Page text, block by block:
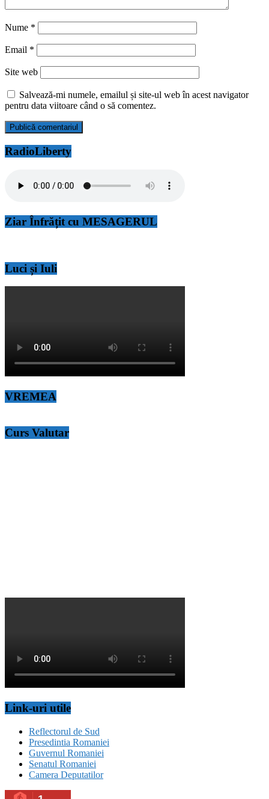
Nume *
Email *
Site web
Salvează-mi numele, emailul și site-ul web în acest navigator
pentru data viitoare când o să comentez.
RadioLiberty
Ziar Înfrățit cu MESAGERUL
Luci și Iuli
VREMEA
Curs Valutar
Link-uri utile
Reflectorul de Sud
Presedintia Romaniei
Guvernul Romaniei
Senatul Romaniei
Camera Deputatilor